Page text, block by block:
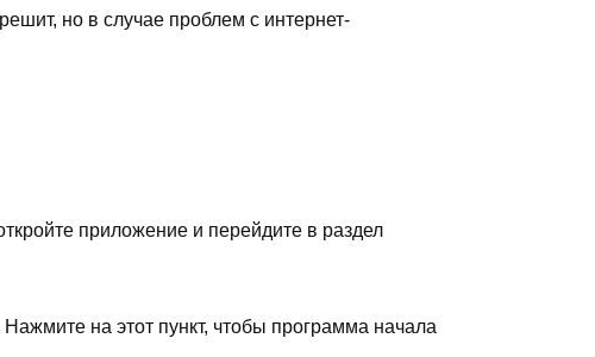
но в случае проблем с интернет-
приложение и перейдите в раздел
на этот пункт, чтобы программа начала